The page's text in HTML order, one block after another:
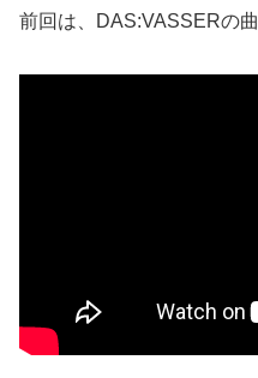
前回は、DAS:VASSERの曲